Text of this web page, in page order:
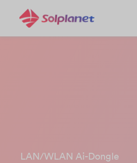
LAN/WLAN Ai-Dongle